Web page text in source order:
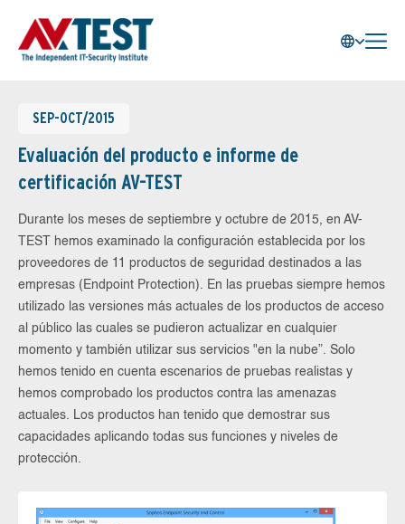
SEP-OCT/2015
Evaluación del producto e informe de
certificación AV-TEST
Durante los meses de septiembre y octubre de 2015, en AV-
TEST hemos examinado la configuración establecida por los
proveedores de 11 productos de seguridad destinados a las
empresas (Endpoint Protection). En las pruebas siempre hemos
utilizado las versiones más actuales de los productos de acceso
al público las cuales se pudieron actualizar en cualquier
momento y también utilizar sus servicios "en la nube”. Solo
hemos tenido en cuenta escenarios de pruebas realistas y
hemos comprobado los productos contra las amenazas
actuales. Los productos han tenido que demostrar sus
capacidades aplicando todas sus funciones y niveles de
protección.